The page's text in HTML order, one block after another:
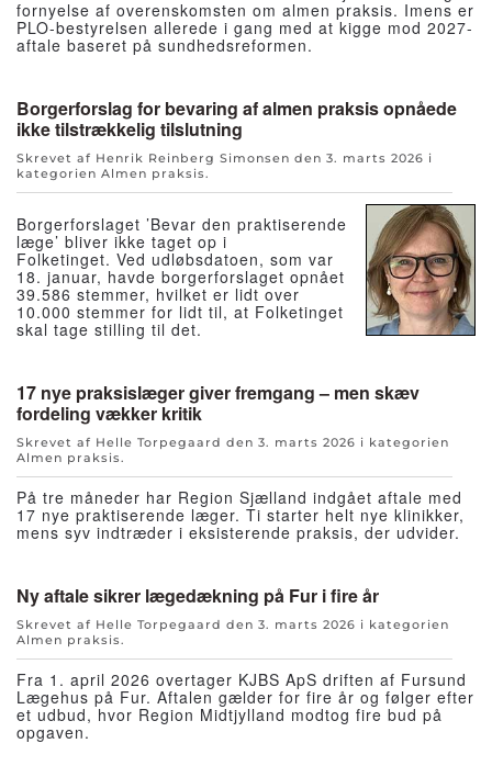
fornyelse af overenskomsten om almen praksis. Imens er
PLO-bestyrelsen allerede i gang med at kigge mod 2027-
aftale baseret på sundhedsreformen.
Borgerforslag for bevaring af almen praksis opnåede
ikke tilstrækkelig tilslutning
Skrevet af Henrik Reinberg Simonsen den 3. marts 2026 i
kategorien Almen praksis.
Borgerforslaget ’Bevar den praktiserende
læge’ bliver ikke taget op i
Folketinget. Ved udløbsdatoen, som var
18. januar, havde borgerforslaget opnået
39.586 stemmer, hvilket er lidt over
10.000 stemmer for lidt til, at Folketinget
skal tage stilling til det.
17 nye praksislæger giver fremgang – men skæv
fordeling vækker kritik
Skrevet af Helle Torpegaard den 3. marts 2026 i kategorien
Almen praksis.
På tre måneder har Region Sjælland indgået aftale med
17 nye praktiserende læger. Ti starter helt nye klinikker,
mens syv indtræder i eksisterende praksis, der udvider.
Ny aftale sikrer lægedækning på Fur i fire år
Skrevet af Helle Torpegaard den 3. marts 2026 i kategorien
Almen praksis.
Fra 1. april 2026 overtager KJBS ApS driften af Fursund
Lægehus på Fur. Aftalen gælder for fire år og følger efter
et udbud, hvor Region Midtjylland modtog fire bud på
opgaven.